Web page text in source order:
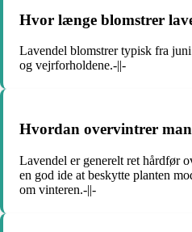
Hvor længe blomstrer
Lavendel blomstrer typisk fra
og vejrforholdene.-||-
Hvordan overvintrer
Lavendel er generelt ret hårdfør
en god ide at beskytte planten
om vinteren.-||-